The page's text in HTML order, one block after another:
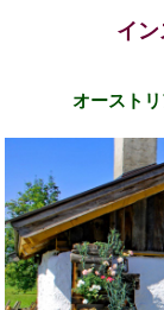
イ
オースト